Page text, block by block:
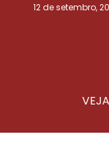
12 de setembro,